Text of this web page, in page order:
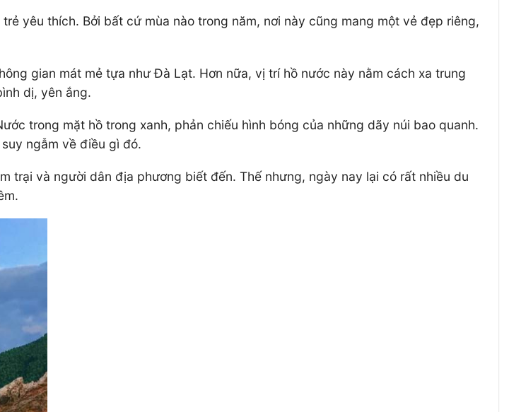
yêu thích. Bởi bất cứ mùa nào trong năm, nơi này cũng mang một vẻ đẹp riêng,
gian mát mẻ tựa như Đà Lạt. Hơn nữa, vị trí hồ nước này nằm cách xa trung
dị, yên ắng.
trong mặt hồ trong xanh, phản chiếu hình bóng của những dãy núi bao quanh.
ngẫm về điều gì đó.
trại và người dân địa phương biết đến. Thế nhưng, ngày nay lại có rất nhiều du